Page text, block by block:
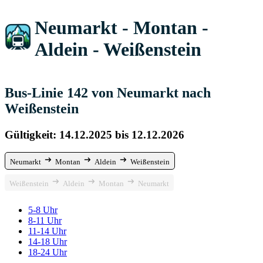
Neumarkt - Montan -
Aldein - Weißenstein
Bus-Linie 142 von Neumarkt nach
Weißenstein
Gültigkeit: 14.12.2025 bis 12.12.2026
Neumarkt Montan Aldein Weißenstein
Weißenstein Aldein Montan Neumarkt
5-8 Uhr
8-11 Uhr
11-14 Uhr
14-18 Uhr
18-24 Uhr